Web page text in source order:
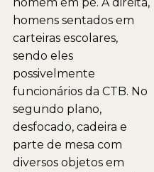
homens sentados em
carteiras escolares,
sendo eles
possivelmente
funcionários da CTB. No
segundo plano,
desfocado, cadeira e
parte de mesa com
diversos objetos em